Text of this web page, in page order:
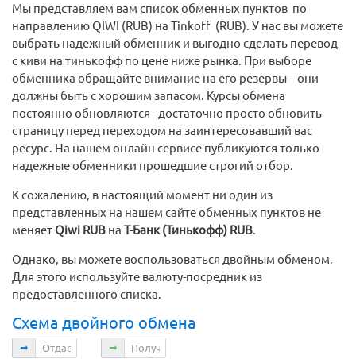
Мы представляем вам список обменных пунктов по
направлению QIWI (RUB) на Tinkoff (RUB). У нас вы можете
выбрать надежный обменник и выгодно сделать перевод
с киви на тинькофф по цене ниже рынка. При выборе
обменника обращайте внимание на его резервы - они
должны быть с хорошим запасом. Курсы обмена
постоянно обновляются - достаточно просто обновить
страницу перед переходом на заинтересовавший вас
ресурс. На нашем онлайн сервисе публикуются только
надежные обменники прошедшие строгий отбор.
К сожалению, в настоящий момент ни один из
представленных на нашем сайте обменных пунктов не
меняет Qiwi RUB на Т-Банк (Тинькофф) RUB.
Однако, вы можете воспользоваться двойным обменом.
Для этого используйте валюту-посредник из
предоставленного списка.
Схема двойного обмена
Отдаете Получаете